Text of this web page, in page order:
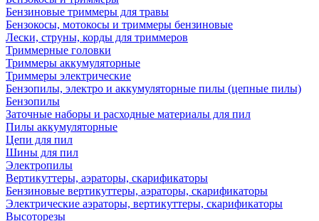
Бензиновые триммеры для травы
Бензокосы, мотокосы и триммеры бензиновые
Лески, струны, корды для триммеров
Триммерные головки
Триммеры аккумуляторные
Триммеры электрические
Бензопилы, электро и аккумуляторные пилы (цепные пилы)
Бензопилы
Заточные наборы и расходные материалы для пил
Пилы аккумуляторные
Цепи для пил
Шины для пил
Электропилы
Вертикуттеры, аэраторы, скарификаторы
Бензиновые вертикуттеры, аэраторы, скарификаторы
Электрические аэраторы, вертикуттеры, скарификаторы
Высоторезы